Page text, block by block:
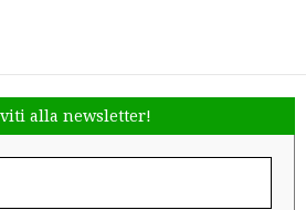
alla newsletter!